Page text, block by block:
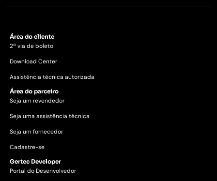
Área do cliente
2ª via de boleto
Download Center
Assistência técnica autorizada
Área do parceiro
Seja um revendedor
Seja uma assistência técnica
Seja um fornecedor
Cadastre-se
Gertec Developer
Portal do Desenvolvedor